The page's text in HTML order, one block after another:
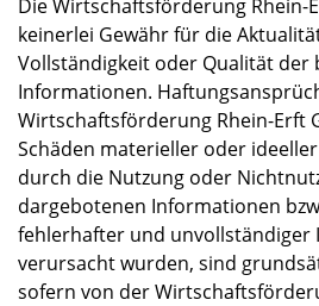
Die Wirtschaftsförderung
keinerlei Gewähr für die
Vollständigkeit oder Qualität der
Informationen.
Wirtschaftsförderung Rhein-Erft
Schäden materieller oder
durch die Nutzung oder
dargebotenen Informationen
fehlerhafter und unvollständiger
verursacht wurden, sind
sofern von der